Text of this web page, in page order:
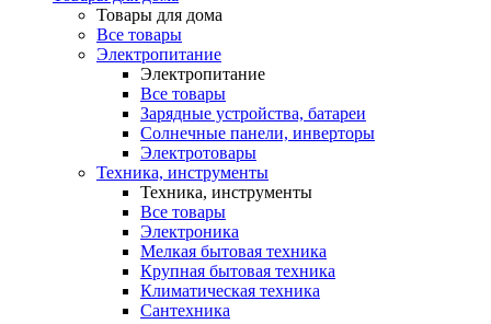
Товары для дома
Все товары
Электропитание
Электропитание
Все товары
Зарядные устройства, батареи
Солнечные панели, инверторы
Электротовары
Техника, инструменты
Техника, инструменты
Все товары
Электроника
Мелкая бытовая техника
Крупная бытовая техника
Климатическая техника
Сантехника